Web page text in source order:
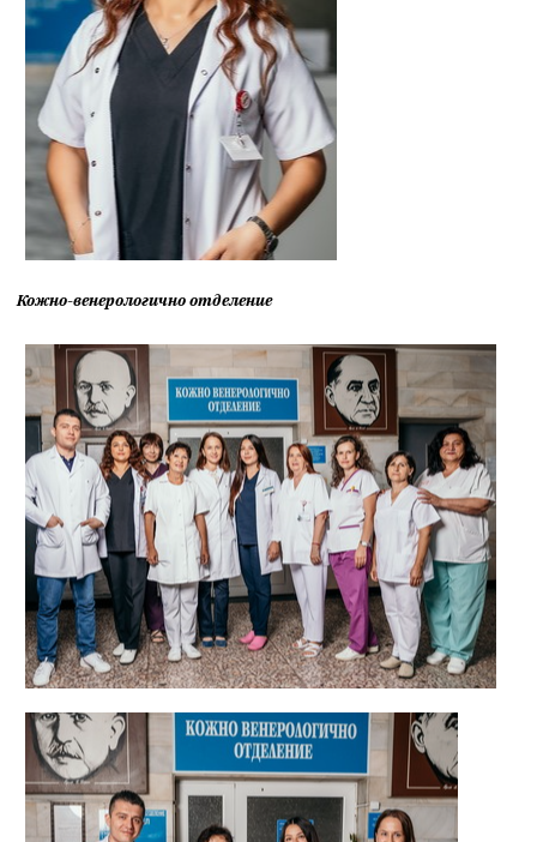
Кожно-венерологично отделение